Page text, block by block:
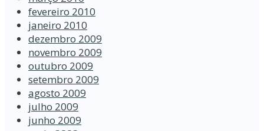
fevereiro 2010
janeiro 2010
dezembro 2009
novembro 2009
outubro 2009
setembro 2009
agosto 2009
julho 2009
junho 2009